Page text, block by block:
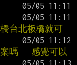
台北板橋就可
嗎   感覺可以